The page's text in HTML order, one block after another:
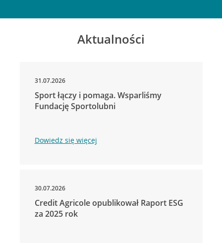
Aktualności
31.07.2026
Sport łączy i pomaga. Wsparliśmy
Fundację Sportolubni
Dowiedz się więcej
30.07.2026
Credit Agricole opublikował Raport ESG
za 2025 rok